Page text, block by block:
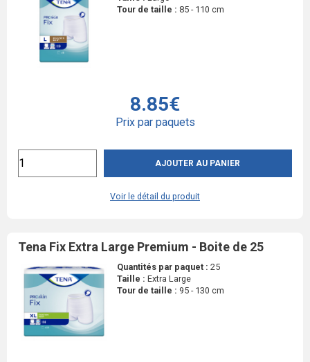
Tour de taille : 85 - 110 cm
8.85€
Prix par paquets
AJOUTER AU PANIER
Voir le détail du produit
Tena Fix Extra Large Premium - Boite de 25
Quantités par paquet : 25
Taille : Extra Large
Tour de taille : 95 - 130 cm